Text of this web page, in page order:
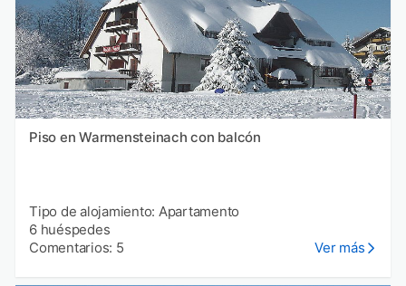
Piso en Warmensteinach con balcón
Tipo de alojamiento: Apartamento
6 huéspedes
Comentarios: 5
Ver más